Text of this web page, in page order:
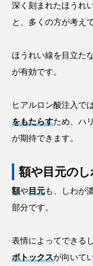
深く刻まれたほうれ
と、多くの方が考え
ほうれい線を目立た
が有効です。
ヒアルロン酸注入で
をもたらすため、ハ
が期待できます。
額や目元のし
額や 目元も、しわが
部分です。
表情によってできる
ボトックスが向いて